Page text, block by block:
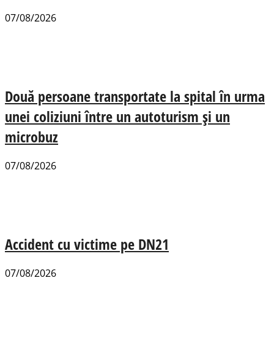
07/08/2026
Două persoane transportate la spital în urma
unei coliziuni între un autoturism și un
microbuz
07/08/2026
Accident cu victime pe DN21
07/08/2026